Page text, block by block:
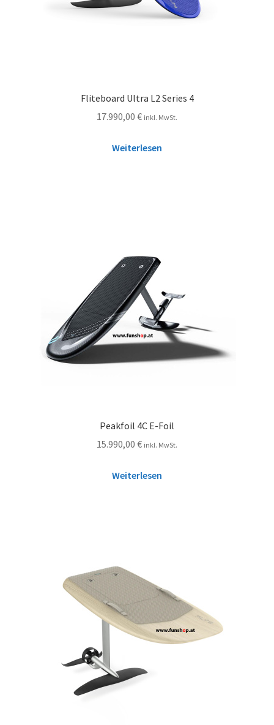
Fliteboard Ultra L2 Series 4
17.990,00 € inkl. MwSt.
Weiterlesen
Peakfoil 4C E-Foil
15.990,00 € inkl. MwSt.
Weiterlesen